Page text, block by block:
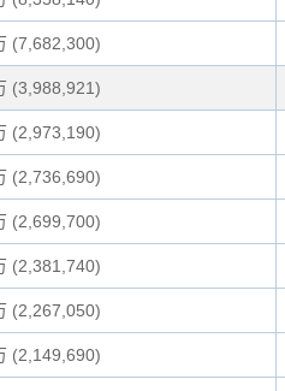
(7,682,300)
(3,988,921)
(2,973,190)
(2,736,690)
(2,699,700)
(2,381,740)
(2,267,050)
(2,149,690)